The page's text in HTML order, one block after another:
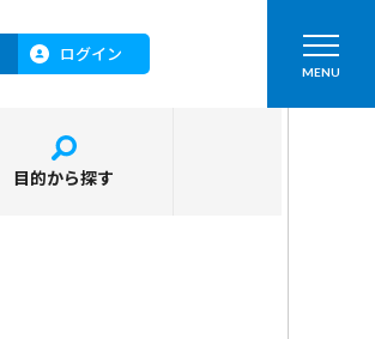
ログイン
MENU
目的から探す